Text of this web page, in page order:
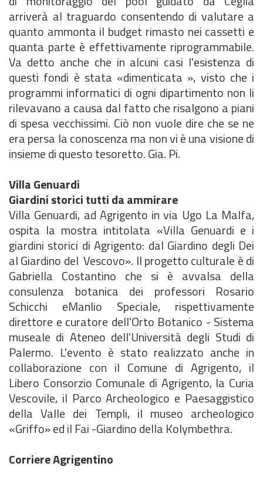
arriverà al traguardo consentendo di valutare a
quanto ammonta il budget rimasto nei cassetti e
quanta parte è effettivamente riprogrammabile.
Va detto anche che in alcuni casi l'esistenza di
questi fondi è stata «dimenticata », visto che i
programmi informatici di ogni dipartimento non li
rilevavano a causa dal fatto che risalgono a piani
di spesa vecchissimi. Ciò non vuole dire che se ne
era persa la conoscenza ma non vi è una visione di
insieme di questo tesoretto. Gia. Pi.
Villa Genuardi
Giardini storici tutti da ammirare
Villa Genuardi, ad Agrigento in via Ugo La Malfa,
ospita la mostra intitolata «Villa Genuardi e i
giardini storici di Agrigento: dal Giardino degli Dei
al Giardino del Vescovo». Il progetto culturale è di
Gabriella Costantino che si è avvalsa della
consulenza botanica dei professori Rosario
Schicchi eManlio Speciale, rispettivamente
direttore e curatore dell'Orto Botanico - Sistema
museale di Ateneo dell'Università degli Studi di
Palermo. L'evento è stato realizzato anche in
collaborazione con il Comune di Agrigento, il
Libero Consorzio Comunale di Agrigento, la Curia
Vescovile, il Parco Archeologico e Paesaggistico
della Valle dei Templi, il museo archeologico
«Griffo» ed il Fai -Giardino della Kolymbethra.
Corriere Agrigentino